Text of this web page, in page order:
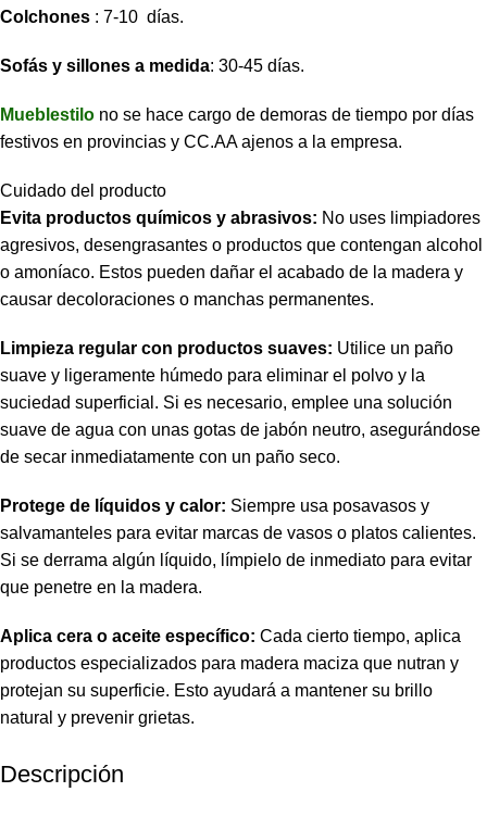
Colchones : 7-10 días.
Sofás y sillones a medida: 30-45 días.
Mueblestilo no se hace cargo de demoras de tiempo por días
festivos en provincias y CC.AA ajenos a la empresa.
Cuidado del producto
Evita productos químicos y abrasivos: No uses limpiadores
agresivos, desengrasantes o productos que contengan alcohol
o amoníaco. Estos pueden dañar el acabado de la madera y
causar decoloraciones o manchas permanentes.
Limpieza regular con productos suaves: Utilice un paño
suave y ligeramente húmedo para eliminar el polvo y la
suciedad superficial. Si es necesario, emplee una solución
suave de agua con unas gotas de jabón neutro, asegurándose
de secar inmediatamente con un paño seco.
Protege de líquidos y calor: Siempre usa posavasos y
salvamanteles para evitar marcas de vasos o platos calientes.
Si se derrama algún líquido, límpielo de inmediato para evitar
que penetre en la madera.
Aplica cera o aceite específico: Cada cierto tiempo, aplica
productos especializados para madera maciza que nutran y
protejan su superficie. Esto ayudará a mantener su brillo
natural y prevenir grietas.
Descripción